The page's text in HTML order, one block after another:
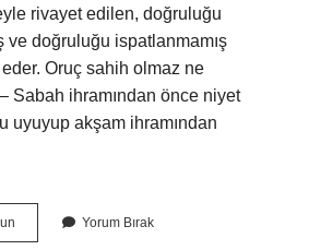
rivayet edilen, doğruluğu
ve doğruluğu ispatlanmamış
Oruç sahih olmaz ne
Sabah ihramından önce niyet
uyuyup akşam ihramından
Sahih
Yorum Bırak